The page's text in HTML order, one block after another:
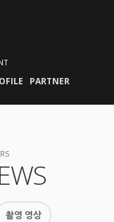
PARTNER
촬영 영상